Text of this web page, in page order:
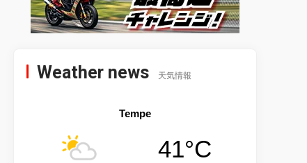
Weather news 天気情報
Tempe
41°C